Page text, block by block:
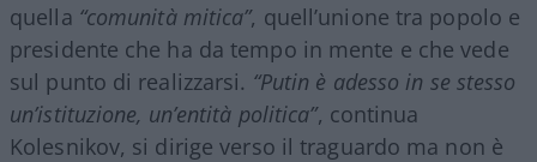
quella “comunità mitica”, quell’unione tra popolo e
presidente che ha da tempo in mente e che vede
sul punto di realizzarsi. “Putin è adesso in se stesso
un’istituzione, un’entità politica”, continua
Kolesnikov, si dirige verso il traguardo ma non è